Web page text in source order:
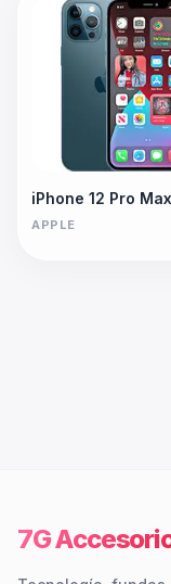
iPhone 12 Pro Max
APPLE
7G